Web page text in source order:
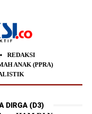
REDAKSI
ANAK (PPRA)
DIRGA (D3)